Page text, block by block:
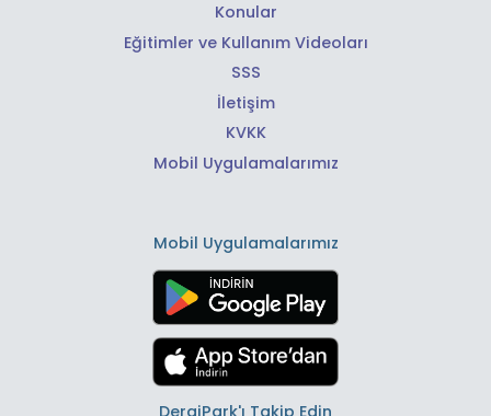
Konular
Eğitimler ve Kullanım Videoları
SSS
İletişim
KVKK
Mobil Uygulamalarımız
Mobil Uygulamalarımız
DergiPark'ı Takip Edin